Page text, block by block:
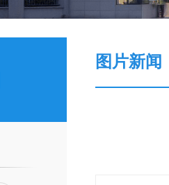
图片新闻